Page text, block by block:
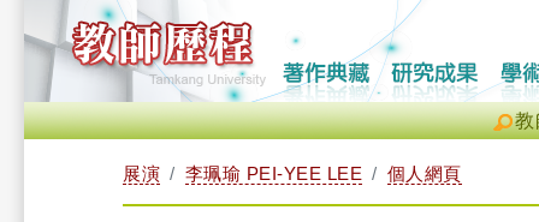
教
展演 李珮瑜 PEI-YEE LEE 個人網頁